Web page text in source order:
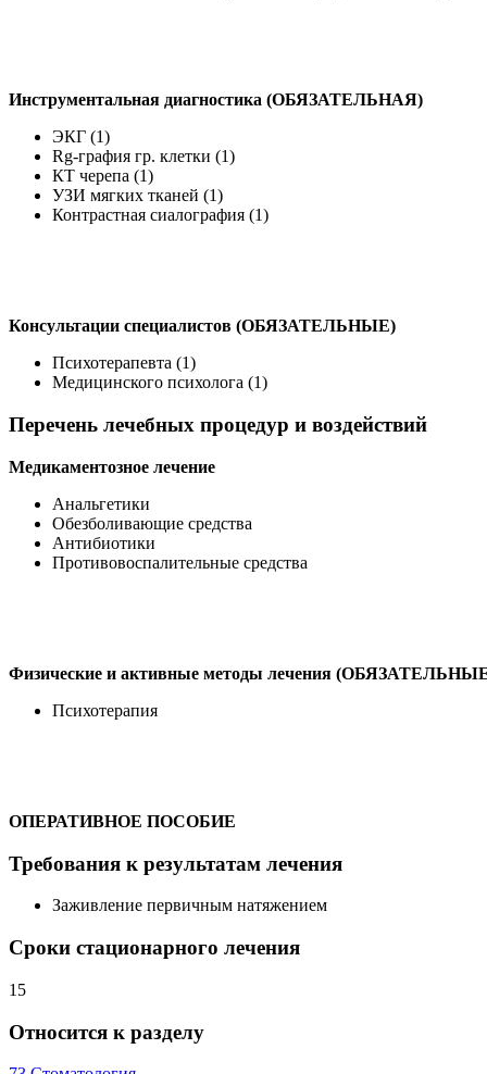
Инструментальная диагностика (ОБЯЗАТЕЛЬНАЯ)
ЭКГ (1)
Rg-графия гр. клетки (1)
КТ черепа (1)
УЗИ мягких тканей (1)
Контрастная сиалография (1)
Консультации специалистов (ОБЯЗАТЕЛЬНЫЕ)
Психотерапевта (1)
Медицинского психолога (1)
Перечень лечебных процедур и воздействий
Медикаментозное лечение
Анальгетики
Обезболивающие средства
Антибиотики
Противовоспалительные средства
Физические и активные методы лечения
Психотерапия
ОПЕРАТИВНОЕ ПОСОБИЕ
Требования к результатам лечения
Заживление первичным натяжением
Сроки стационарного лечения
15
Относится к разделу